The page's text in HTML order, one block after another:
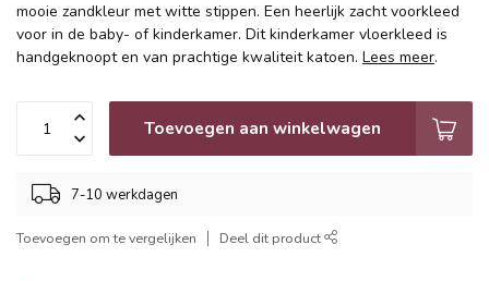
mooie zandkleur met witte stippen. Een heerlijk zacht voorkleed
voor in de baby- of kinderkamer. Dit kinderkamer vloerkleed is
handgeknoopt en van prachtige kwaliteit katoen. Lees meer.
Toevoegen aan winkelwagen
7-10 werkdagen
Toevoegen om te vergelijken Deel dit product